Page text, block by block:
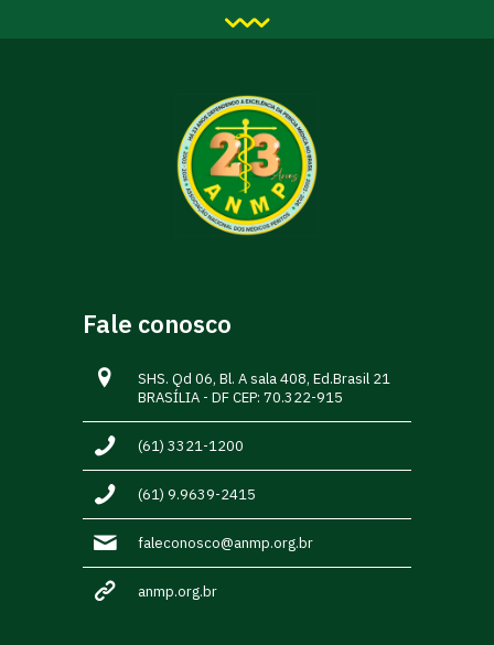
Fale conosco
SHS. Qd 06, Bl. A sala 408, Ed.Brasil 21
BRASÍLIA - DF CEP: 70.322-915
(61) 3321-1200
(61) 9.9639-2415
faleconosco@anmp.org.br
anmp.org.br